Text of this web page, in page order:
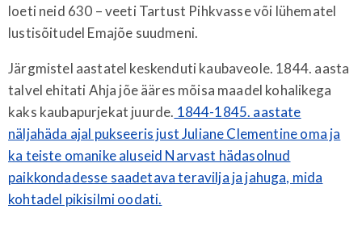
loeti neid 630 – veeti Tartust Pihkvasse või lühematel
lustisõitudel Emajõe suudmeni.
Järgmistel aastatel keskenduti kaubaveole. 1844. aasta
talvel ehitati Ahja jõe ääres mõisa maadel kohalikega
kaks kaubapurjekat juurde. 1844-1845. aastate
näljahäda ajal pukseeris just Juliane Clementine oma ja
ka teiste omanike aluseid Narvast hädasolnud
paikkondadesse saadetava teravilja ja jahuga, mida
kohtadel pikisilmi oodati.